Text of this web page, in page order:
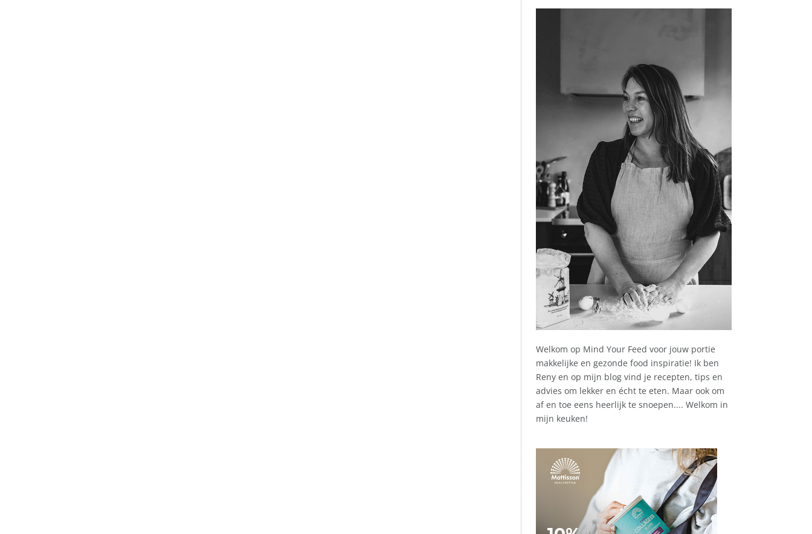
Welkom op Mind Your Feed voor jouw portie
makkelijke en gezonde food inspiratie! Ik ben
Reny en op mijn blog vind je recepten, tips en
advies om lekker en écht te eten. Maar ook om
af en toe eens heerlijk te snoepen.... Welkom in
mijn keuken!